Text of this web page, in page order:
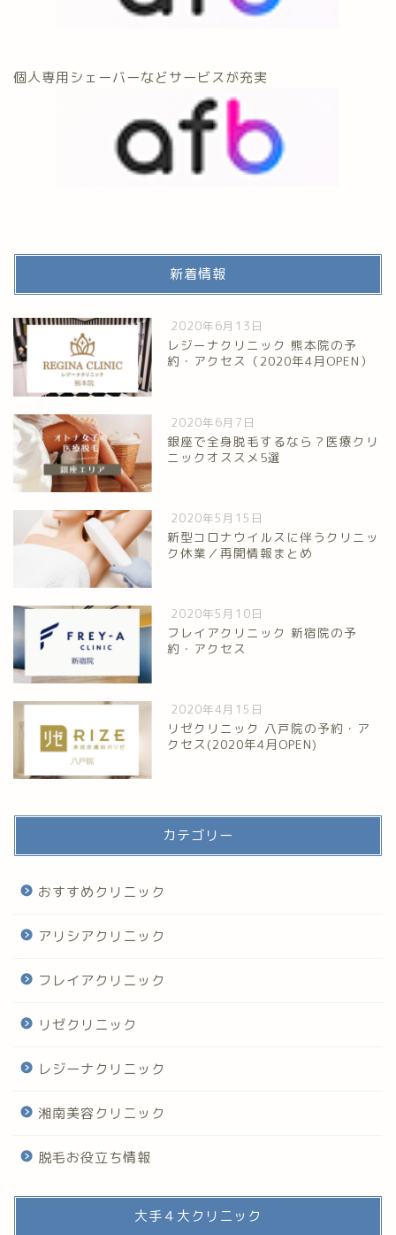
個人専用シェーバーなどサービスが充実
新着情報
2020年6月13日
レジーナクリニック 熊本院の予
約・アクセス（2020年4月OPEN）
2020年6月7日
銀座で全身脱毛するなら？医療クリ
ニックオススメ5選
2020年5月15日
新型コロナウイルスに伴うクリニッ
ク休業／再開情報まとめ
2020年5月10日
フレイアクリニック 新宿院の予
約・アクセス
2020年4月15日
リゼクリニック 八戸院の予約・ア
クセス(2020年4月OPEN)
カテゴリー
おすすめクリニック
アリシアクリニック
フレイアクリニック
リゼクリニック
レジーナクリニック
湘南美容クリニック
脱毛お役立ち情報
大手４大クリニック